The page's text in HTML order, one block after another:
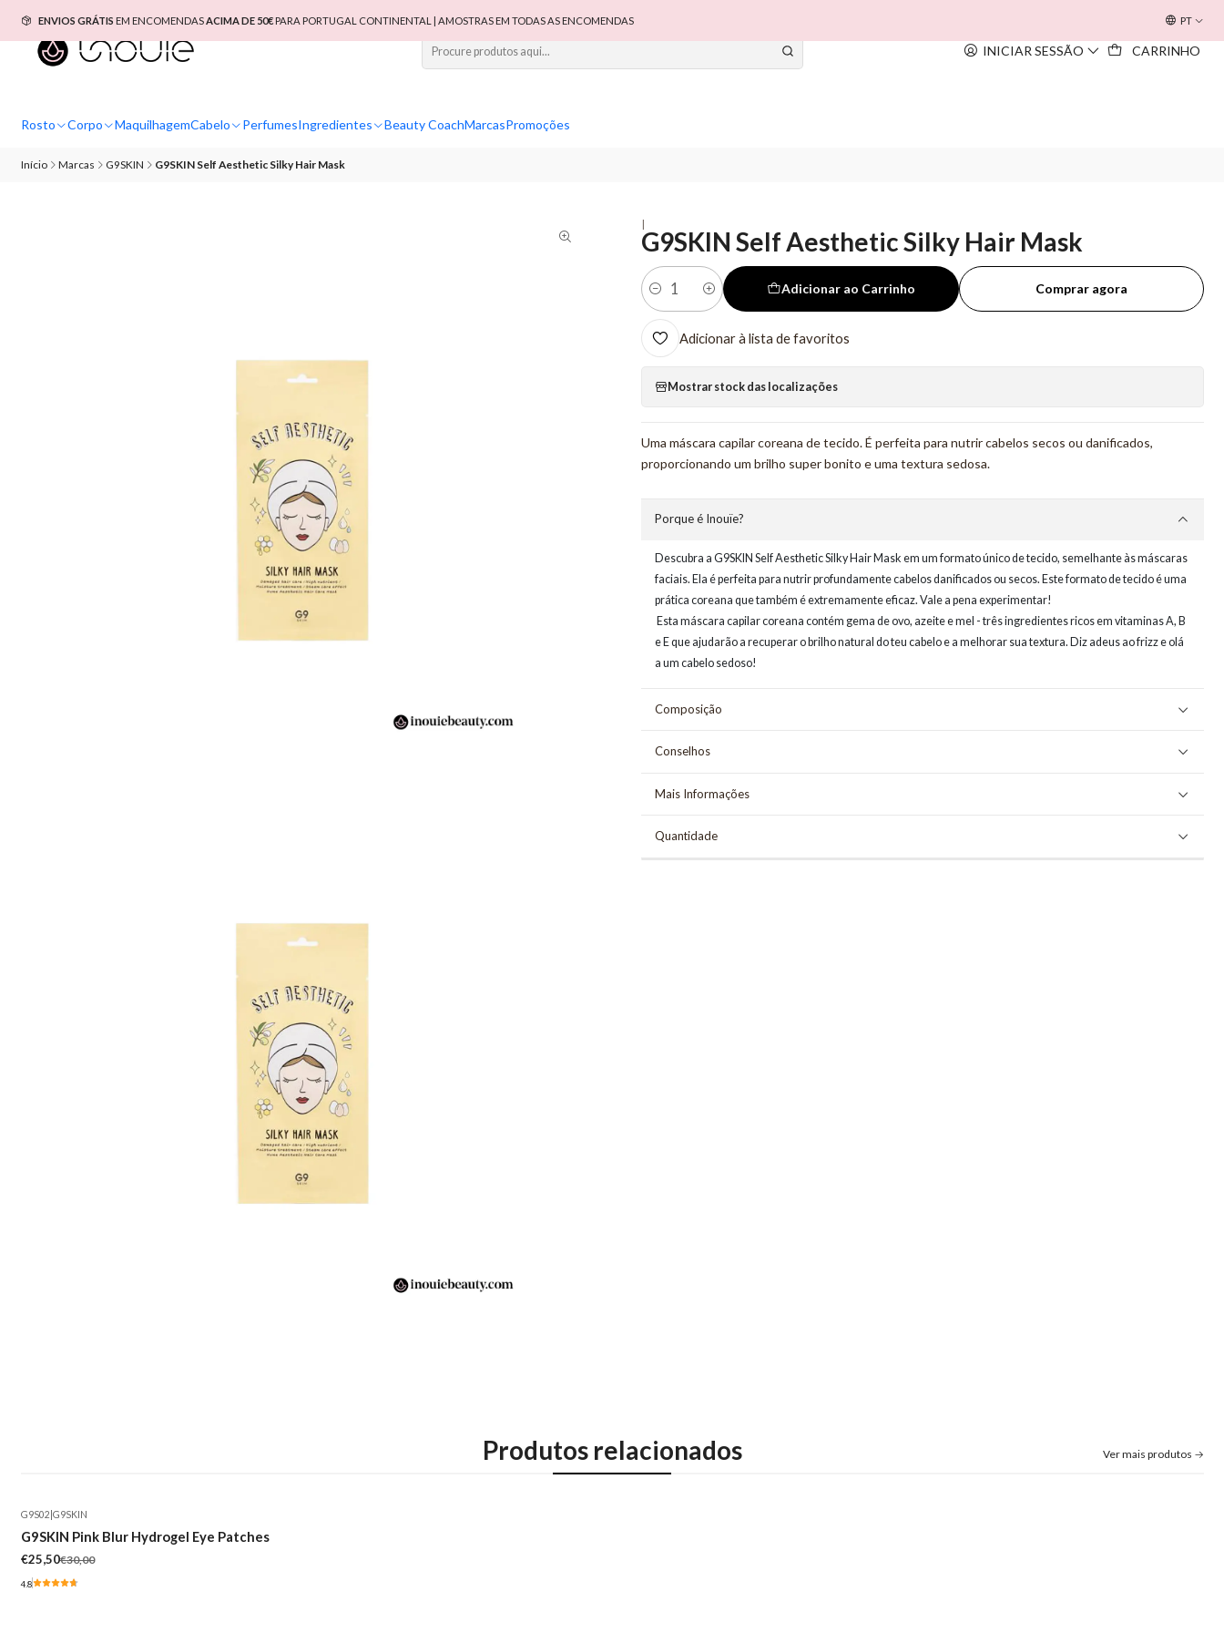
INICIAR SESSÃO CARRINHO
Rosto Corpo MaquilhagemCabelo PerfumesIngredientes Beauty CoachMarcasPromoções
ENVIOS GRÁTIS EM ENCOMENDASACIMA DE 50€PARA PORTUGAL CONTINENTAL | AMOSTRAS EM TODAS AS ENCOMENDAS EM TODAS AS COMPRAS PT
Início Marcas G9SKIN G9SKIN Self Aesthetic Silky Hair Mask
|
G9SKIN Self Aesthetic Silky Hair Mask
Quantidade
Adicionar ao Carrinho Comprar agora
Adicionar à lista de favoritos
Mostrar stock das localizações
Uma máscara capilar coreana de tecido. É perfeita para nutrir cabelos secos ou danificados,
proporcionando um brilho super bonito e uma textura sedosa.
Porque é Inouïe?
Descubra a G9SKIN Self Aesthetic Silky Hair Mask em um formato único de tecido, semelhante às máscaras
faciais. Ela é perfeita para nutrir profundamente cabelos danificados ou secos. Este formato de tecido é uma
prática coreana que também é extremamente eficaz. Vale a pena experimentar!
Esta máscara capilar coreana contém gema de ovo, azeite e mel - três ingredientes ricos em vitaminas A, B
e E que ajudarão a recuperar o brilho natural do teu cabelo e a melhorar sua textura. Diz adeus ao frizz e olá
a um cabelo sedoso!
Composição
Conselhos
Mais Informações
Quantidade
Produtos relacionados Ver mais produtos
G9S02 G9SKIN
G9SKIN Pink Blur Hydrogel Eye Patches
€25,50€30,00
4.8